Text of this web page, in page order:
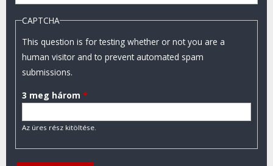
CAPTCHA
This question is for testing whether or not you are a
human visitor and to prevent automated spam
submissions.
3 meg három *
Az üres rész kitöltése.